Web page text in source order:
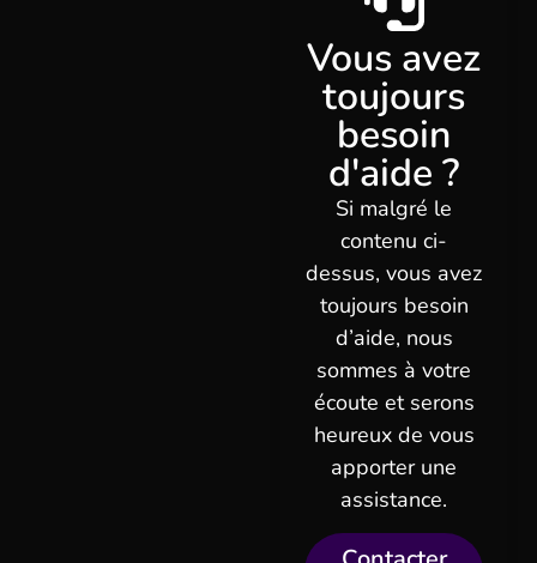
Vous avez
toujours
besoin
d'aide ?
Si malgré le
contenu ci-
dessus, vous avez
toujours besoin
d’aide, nous
sommes à votre
écoute et serons
heureux de vous
apporter une
assistance.